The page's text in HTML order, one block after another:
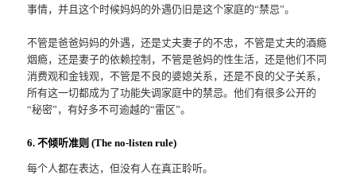
事情，并且这个时候妈妈的外遇仍旧是这个家庭的“禁忌”。
不管是爸爸妈妈的外遇，还是丈夫妻子的不忠，不管是丈夫的酒瘾
烟瘾，还是妻子的依赖控制，不管是爸妈的性生活，还是他们不同
消费观和金钱观，不管是不良的婆媳关系，还是不良的父子关系，
所有这一切都成为了功能失调家庭中的禁忌。他们有很多公开的
“秘密”，有好多不可逾越的“雷区”。
6. 不倾听准则 (The no-listen rule)
每个人都在表达，但没有人在真正聆听。